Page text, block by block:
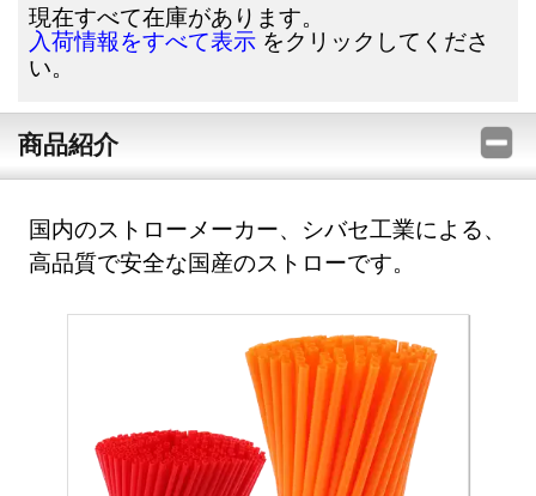
現在すべて在庫があります。
入荷情報をすべて表示 をクリックしてくださ
い。
商品紹介
国内のストローメーカー、シバセ工業による、
高品質で安全な国産のストローです。